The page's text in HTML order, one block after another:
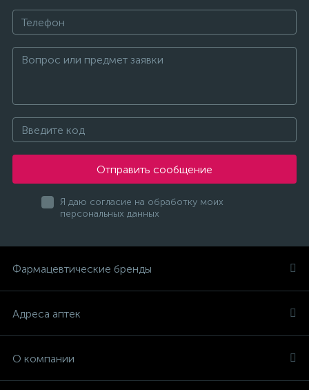
Отправить сообщение
Я даю согласие на обработку моих
персональных данных
Фармацевтические бренды
Адреса аптек
О компании